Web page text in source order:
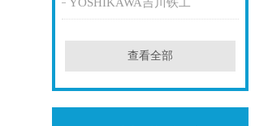
查看全部